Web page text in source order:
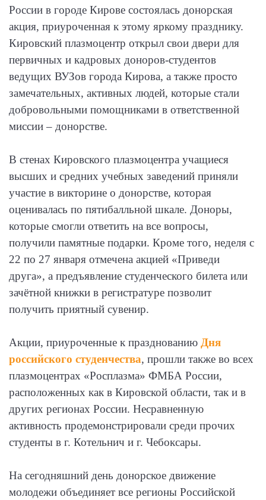
России в городе Кирове состоялась донорская
акция, приуроченная к этому яркому празднику.
Кировский плазмоцентр открыл свои двери для
первичных и кадровых доноров-студентов
ведущих ВУЗов города Кирова, а также просто
замечательных, активных людей, которые стали
добровольными помощниками в ответственной
миссии – донорстве.
В стенах Кировского плазмоцентра учащиеся
высших и средних учебных заведений приняли
участие в викторине о донорстве, которая
оценивалась по пятибалльной шкале. Доноры,
которые смогли ответить на все вопросы,
получили памятные подарки. Кроме того, неделя с
22 по 27 января отмечена акцией «Приведи
друга», а предъявление студенческого билета или
зачётной книжки в регистратуре позволит
получить приятный сувенир.
Акции, приуроченные к празднованию Дня
российского студенчества, прошли также во всех
плазмоцентрах «Росплазма» ФМБА России,
расположенных как в Кировской области, так и в
других регионах России. Несравненную
активность продемонстрировали среди прочих
студенты в г. Котельнич и г. Чебоксары.
На сегодняшний день донорское движение
молодежи объединяет все регионы Российской